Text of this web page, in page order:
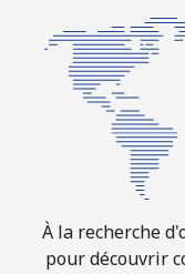
À la recherche
pour découvrir